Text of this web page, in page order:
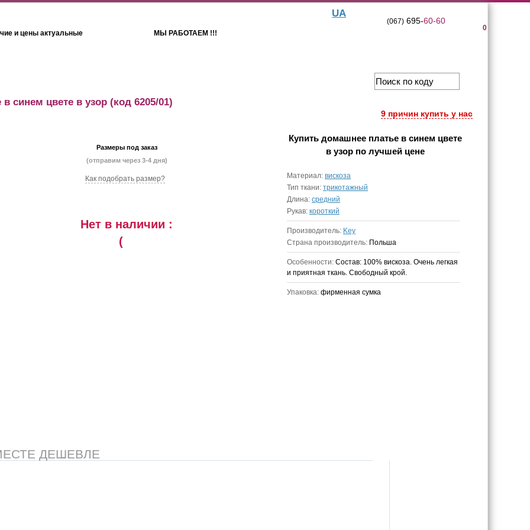
и цены актуальные МЫ РАБОТАЕМ !!!
UA
0
(067)695-60-60
9 причин купить у нас
синем цвете в узор (код 6205/01)
Размеры под заказ
(отправим через 3-4 дня)
Как подобрать размер?
Нет в наличии :
(
Купить домашнее платье в синем цвете
в узорпо лучшей цене
Материал: вискоза
Тип ткани: трикотажный
Длина: средний
Рукав: короткий
Производитель: Key
Страна производитель: Польша
Особенности: Состав: 100% вискоза. Очень легкая
и приятная ткань. Свободный крой.
Упаковка: фирменная сумка
ДЕШЕВЛЕ